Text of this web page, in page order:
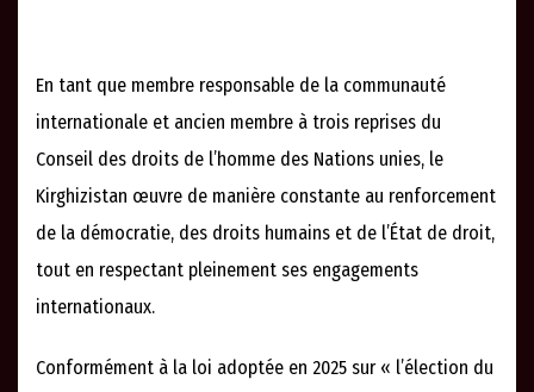
En tant que membre responsable de la communauté
internationale et ancien membre à trois reprises du
Conseil des droits de l’homme des Nations unies, le
Kirghizistan œuvre de manière constante au renforcement
de la démocratie, des droits humains et de l’État de droit,
tout en respectant pleinement ses engagements
internationaux.
Conformément à la loi adoptée en 2025 sur « l’élection du